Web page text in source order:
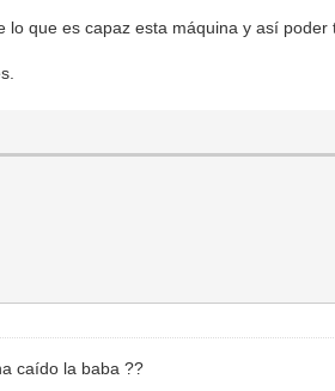
que es capaz esta máquina y así
caído la baba ??